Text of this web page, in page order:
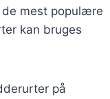
de mest populære
kan bruges
på